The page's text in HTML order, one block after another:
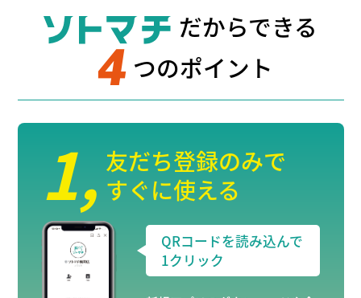
だからできる
4 つのポイント
1, 友だち登録のみで
すぐに使える
QRコードを読み込んで
1クリック